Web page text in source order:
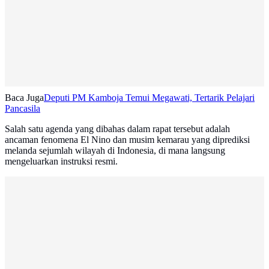
Baca JugaDeputi PM Kamboja Temui Megawati, Tertarik Pelajari
Pancasila
Salah satu agenda yang dibahas dalam rapat tersebut adalah
ancaman fenomena El Nino dan musim kemarau yang diprediksi
melanda sejumlah wilayah di Indonesia, di mana langsung
mengeluarkan instruksi resmi.